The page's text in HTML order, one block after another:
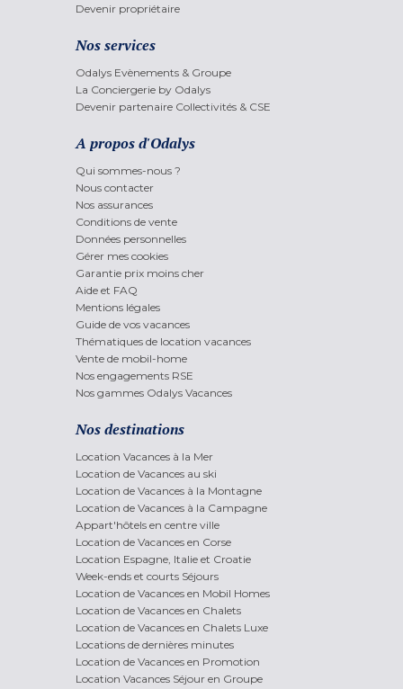
Devenir propriétaire
Nos services
Odalys Evènements & Groupe
La Conciergerie by Odalys
Devenir partenaire Collectivités & CSE
A propos d'Odalys
Qui sommes-nous ?
Nous contacter
Nos assurances
Conditions de vente
Données personnelles
Gérer mes cookies
Garantie prix moins cher
Aide et FAQ
Mentions légales
Guide de vos vacances
Thématiques de location vacances
Vente de mobil-home
Nos engagements RSE
Nos gammes Odalys Vacances
Nos destinations
Location Vacances à la Mer
Location de Vacances au ski
Location de Vacances à la Montagne
Location de Vacances à la Campagne
Appart'hôtels en centre ville
Location de Vacances en Corse
Location Espagne, Italie et Croatie
Week-ends et courts Séjours
Location de Vacances en Mobil Homes
Location de Vacances en Chalets
Location de Vacances en Chalets Luxe
Locations de dernières minutes
Location de Vacances en Promotion
Location Vacances Séjour en Groupe